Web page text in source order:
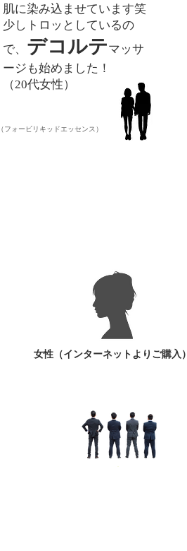
肌に染み込ませています笑
少しトロッとしているの
で、 デコルテマッサ
ージも始めました！
（20代女性）
​（フォービリキッドエッセンス）
女性​（インターネットよりご購入）